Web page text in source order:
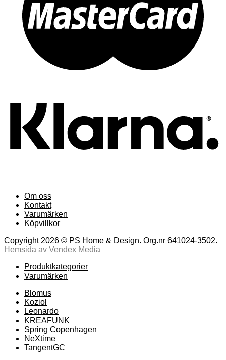
Om oss
Kontakt
Varumärken
Köpvillkor
Copyright 2026 © PS Home & Design. Org.nr 641024-3502.
Hemsida av Vendex Media
Produktkategorier
Varumärken
Blomus
Koziol
Leonardo
KREAFUNK
Spring Copenhagen
NeXtime
TangentGC